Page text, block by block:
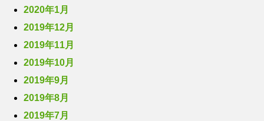
2020年1月
2019年12月
2019年11月
2019年10月
2019年9月
2019年8月
2019年7月